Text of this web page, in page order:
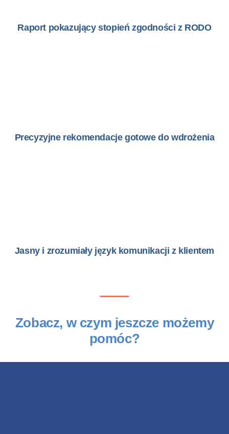
Raport pokazujący stopień zgodności z RODO
Precyzyjne rekomendacje gotowe do wdrożenia
Jasny i zrozumiały język komunikacji z klientem
Zobacz, w czym jeszcze możemy
pomóc?